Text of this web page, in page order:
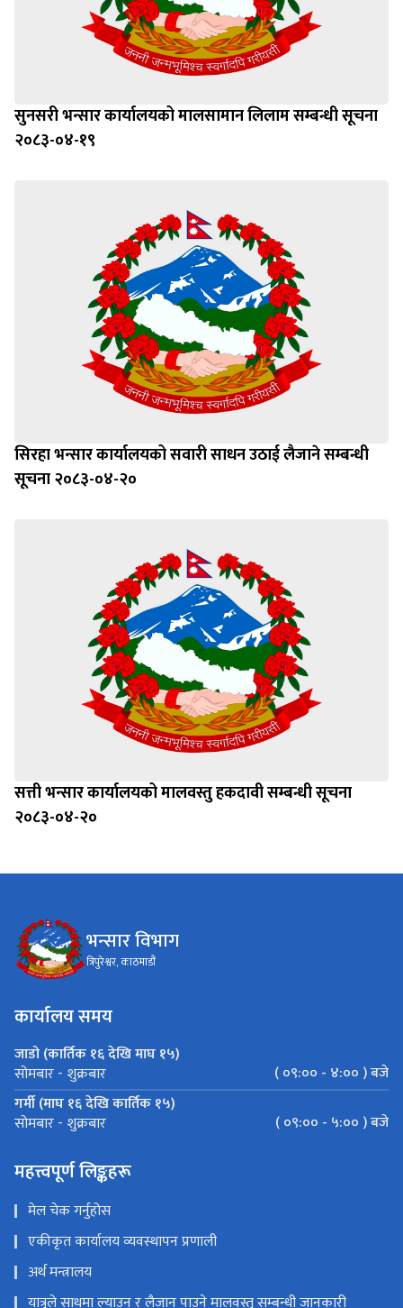
सुनसरी भन्सार कार्यालयको मालसामान लिलाम सम्बन्धी सूचना
२०८३-०४-१९
सिरहा भन्सार कार्यालयको सवारी साधन उठाई लैजाने सम्बन्धी
सूचना २०८३-०४-२०
सत्ती भन्सार कार्यालयको मालवस्तु हकदावी सम्बन्धी सूचना
२०८३-०४-२०
भन्सार विभाग
त्रिपुरेश्वर, काठमाडौं
कार्यालय समय
जाडो (कार्तिक १६ देखि माघ १५)
सोमबार - शुक्रबार
( ०९:०० - ४:०० ) बजे
गर्मी (माघ १६ देखि कार्तिक १५)
सोमबार - शुक्रबार ( ०९:०० - ५:०० ) बजे
महत्त्वपूर्ण लिङ्कहरू
मेल चेक गर्नुहोस
एकीकृत कार्यालय व्यवस्थापन प्रणाली
अर्थ मन्त्रालय